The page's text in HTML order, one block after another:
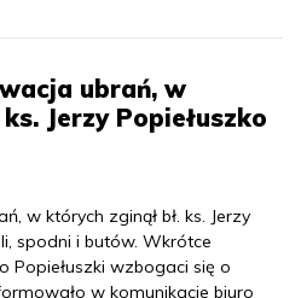
ubrań, w
Jerzy Popiełuszko
w których zginął bł. ks. Jerzy
spodni i butów. Wkrótce
Popiełuszki wzbogaci się o
w komunikacie biuro